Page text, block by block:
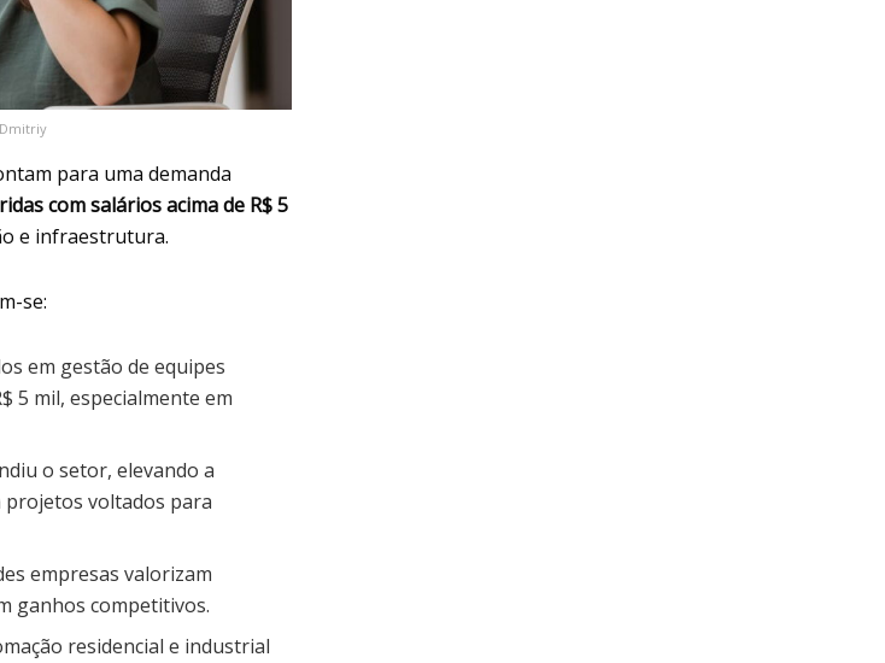
para uma demanda
com salários acima de R$ 5
e infraestrutura.
se:
em gestão de equipes
5 mil, especialmente em
o setor, elevando a
projetos voltados para
empresas valorizam
ganhos competitivos.
residencial e industrial